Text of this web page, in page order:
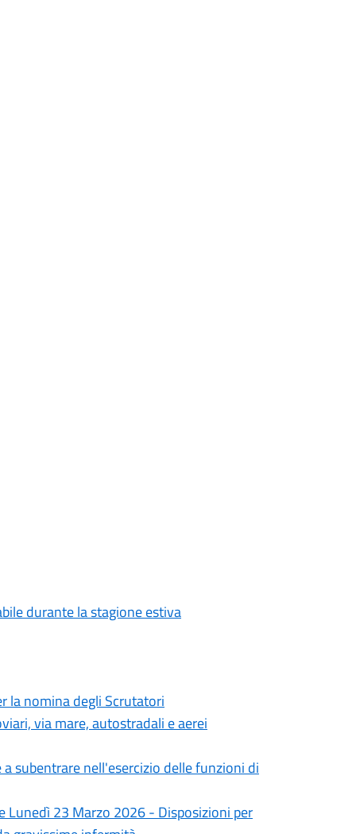
durante la stagione estiva
la nomina degli Scrutatori
via mare, autostradali e aerei
a subentrare nell'esercizio delle funzioni di
23 Marzo 2026 - Disposizioni per